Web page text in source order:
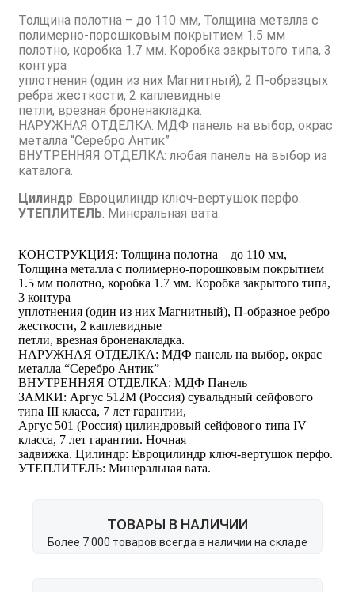
Толщина полотна – до 110 мм, Толщина металла с
полимерно-порошковым покрытием 1.5 мм
полотно, коробка 1.7 мм. Коробка закрытого типа, 3
контура
уплотнения (один из них Магнитный), 2 П-образцых
ребра жесткости, 2 каплевидные
петли, врезная броненакладка.
НАРУЖНАЯ ОТДЕЛКА: МДФ панель на выбор, окрас
металла “Серебро Антик”
ВНУТРЕННЯЯ ОТДЕЛКА: любая панель на выбор из
каталога.
Цилиндр: Евроцилиндр ключ-вертушок перфо.
УТЕПЛИТЕЛЬ: Минеральная вата.
КОНСТРУКЦИЯ: Толщина полотна – до 110 мм,
Толщина металла с полимерно-порошковым покрытием
1.5 мм полотно, коробка 1.7 мм. Коробка закрытого типа,
3 контура
уплотнения (один из них Магнитный), П-образное ребро
жесткости, 2 каплевидные
петли, врезная броненакладка.
НАРУЖНАЯ ОТДЕЛКА: МДФ панель на выбор, окрас
металла “Серебро Антик”
ВНУТРЕННЯЯ ОТДЕЛКА: МДФ Панель
ЗАМКИ: Аргус 512М (Россия) сувальдный сейфового
типа III класса, 7 лет гарантии,
Аргус 501 (Россия) цилиндровый сейфового типа IV
класса, 7 лет гарантии. Ночная
задвижка. Цилиндр: Евроцилиндр ключ-вертушок перфо.
УТЕПЛИТЕЛЬ: Минеральная вата.
ТОВАРЫ В НАЛИЧИИ
Более 7.000 товаров всегда в наличии на складе